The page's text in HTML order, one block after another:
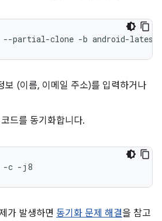
--partial-clone -b android-
보 (이름, 이메일 주소)를 입력하거나
드를 동기화합니다.
-c -j8
가 발생하면 동기화 문제 해결을 참고